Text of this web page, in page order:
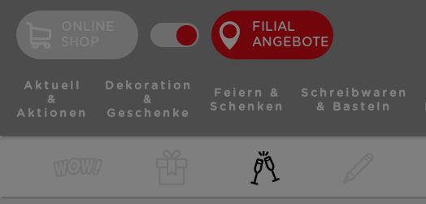
FILIAL
ANGEBOTE
Aktuell
&
Aktionen
Dekoration
&
Geschenke
Feiern &
Schenken
Schreibwaren
& Basteln